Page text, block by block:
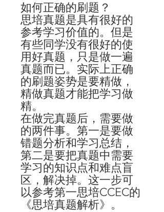
如何正确的刷题？
思培真题是具有很好的
参考学习价值的。但是
有些同学没有很好的使
用好真题，只是做一遍
真题而已。实际上正确
的刷题姿势是要精做，
精做真题才能把学习做
精。
在做完真题后，需要做
的两件事。第一是要做
错题分析和学习总结，
第二是要把真题中需要
学习的知识点和难点盲
区，解决掉。这一步可
以参考第一思培CCEC的
《思培真题解析》。